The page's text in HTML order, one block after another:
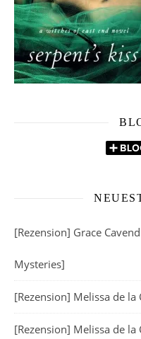
[Rezension] Grace
Mysteries]
[Rezension] Melissa de
[Rezension] Melissa de